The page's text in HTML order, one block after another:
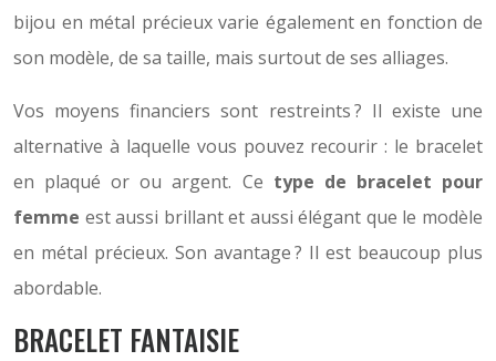
bijou en métal précieux varie également en fonction de
son modèle, de sa taille, mais surtout de ses alliages.
Vos moyens financiers sont restreints ? Il existe une
alternative à laquelle vous pouvez recourir : le bracelet
en plaqué or ou argent. Ce type de bracelet pour
femme est aussi brillant et aussi élégant que le modèle
en métal précieux. Son avantage ? Il est beaucoup plus
abordable.
BRACELET FANTAISIE